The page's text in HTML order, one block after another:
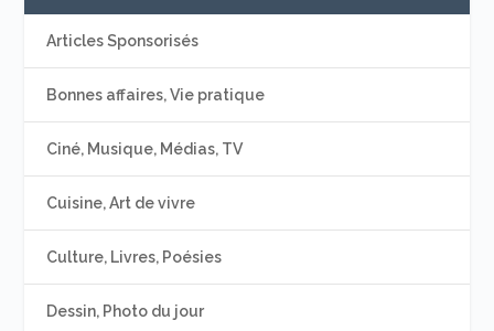
Articles Sponsorisés
Bonnes affaires, Vie pratique
Ciné, Musique, Médias, TV
Cuisine, Art de vivre
Culture, Livres, Poésies
Dessin, Photo du jour